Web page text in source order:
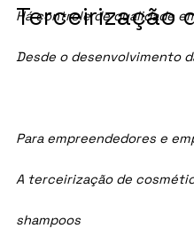
Há controle de qualidade
Desde o desenvolvimento
Para empreendedores e
A terceirização de
shampoos
Terceirização